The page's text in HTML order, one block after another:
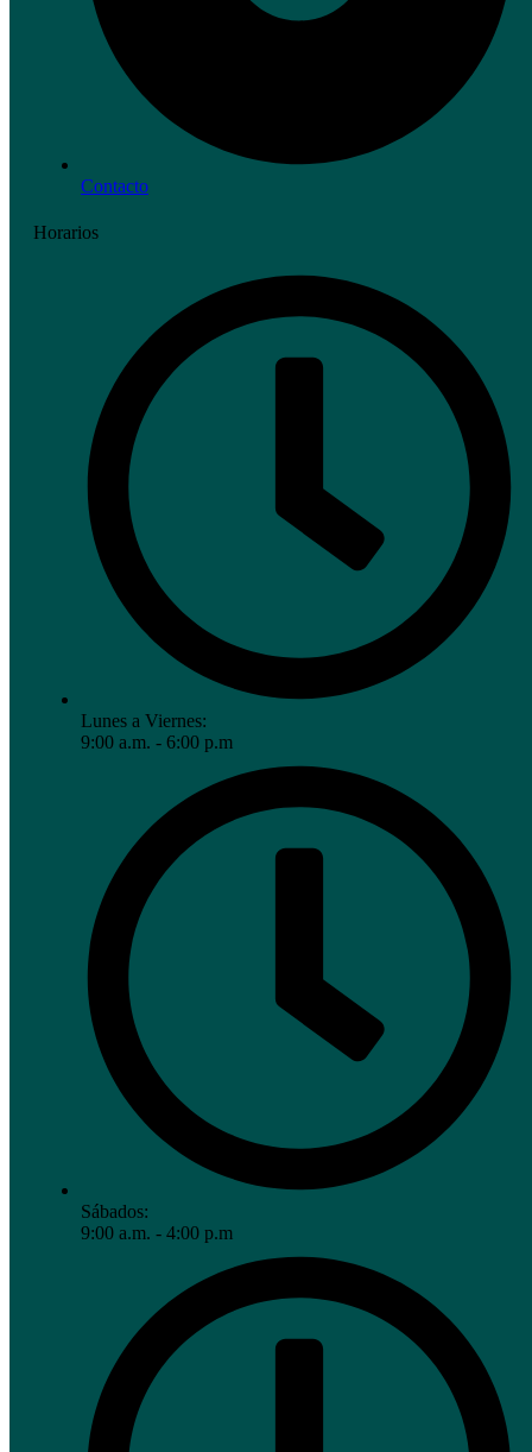
Contacto
Horarios
Lunes a Viernes:
9:00 a.m. - 6:00 p.m
Sábados:
9:00 a.m. - 4:00 p.m